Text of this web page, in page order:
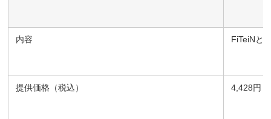
内容 FiTeiNと
提供価格（税込） 4,428円